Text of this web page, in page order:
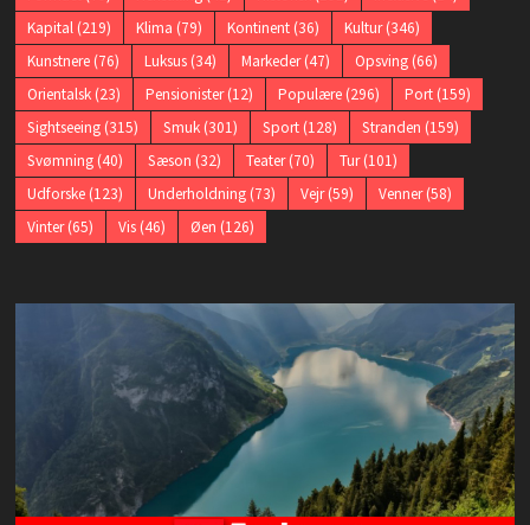
Kapital(219) Klima (79) Kontinent(36) Kultur(346)
Kunstnere(76) Luksus(34) Markeder(47) Opsving(66)
Orientalsk(23) Pensionister(12) Populære(296) Port(159)
Sightseeing(315) Smuk(301) Sport(128) Stranden (159)
Svømning(40) Sæson (32) Teater(70) Tur(101)
Udforske(123) Underholdning(73) Vejr(59) Venner(58)
Vinter(65) Vis(46) Øen (126)